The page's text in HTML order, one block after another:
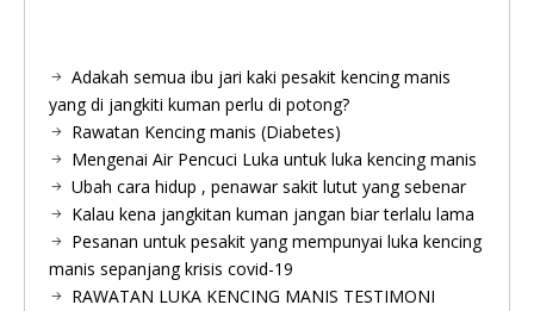
Adakah semua ibu jari kaki pesakit kencing manis
yang di jangkiti kuman perlu di potong?
Rawatan Kencing manis (Diabetes)
Mengenai Air Pencuci Luka untuk luka kencing manis
Ubah cara hidup , penawar sakit lutut yang sebenar
Kalau kena jangkitan kuman jangan biar terlalu lama
Pesanan untuk pesakit yang mempunyai luka kencing
manis sepanjang krisis covid-19
RAWATAN LUKA KENCING MANIS TESTIMONI